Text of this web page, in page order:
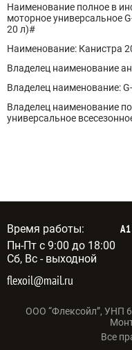
Наименование полное в
моторное универсальное
20 л)#
Наименование: Канистра
Владелец наименование
Владелец наименование:
Владелец наименование
универсальное
flexoil@mail.ru
Время работы:
Пн-Пт с 9:00 до 18:00
Сб, Вс - выходной
А1
ООО “Флексойл”, УНП
Все